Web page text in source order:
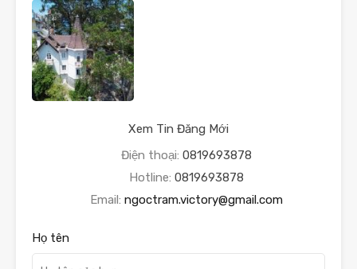
Xem Tin Đăng Mới
Điện thoại: 0819693878
Hotline: 0819693878
Email: ngoctram.victory@gmail.com
Họ tên